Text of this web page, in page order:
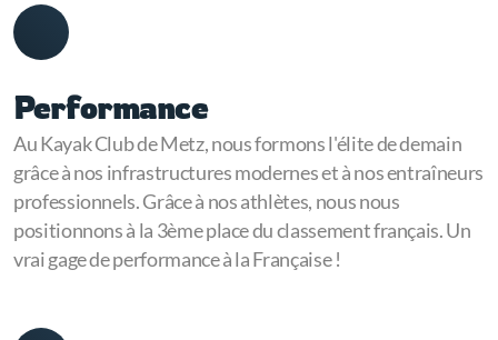
Performance
Au Kayak Club de Metz, nous formons l'élite de demain
grâce à nos infrastructures modernes et à nos entraîneurs
professionnels. Grâce à nos athlètes, nous nous
positionnons à la 3ème place du classement français. Un
vrai gage de performance à la Française !